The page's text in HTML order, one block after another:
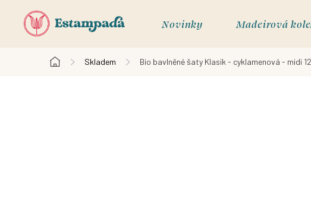
Novinky Madeirová
Domů
Skladem Bio bavlněné šaty Klasik - cyklamenová - midi